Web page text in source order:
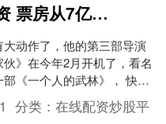
钿楷配资 票房从7亿到22亿，王宝强新电影来袭，我感慨：他是真听劝
大动作了，他的第三部导演
》在今年2月开机了，看名
《一个人的武林》， 快一
看的到，慢一点也就元旦或
于这部电....
分类：在线配资炒股平